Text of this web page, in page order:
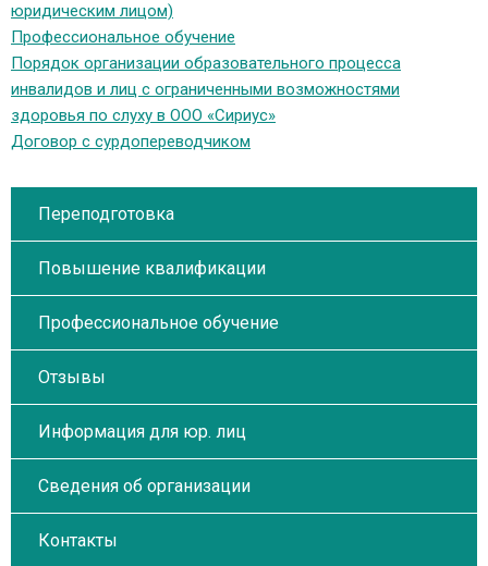
юридическим лицом)
Профессиональное обучение
Порядок организации образовательного процесса
инвалидов и лиц с ограниченными возможностями
здоровья по слуху в ООО «Сириус»
Договор с сурдопереводчиком
Переподготовка
Повышение квалификации
Профессиональное обучение
Отзывы
Информация для юр. лиц
Сведения об организации
Контакты